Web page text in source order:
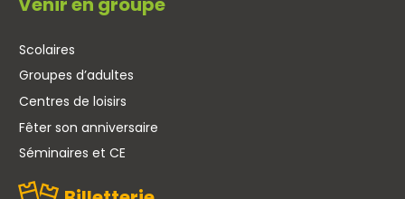
Scolaires
Groupes d’adultes
Centres de loisirs
Fêter son anniversaire
Séminaires et CE